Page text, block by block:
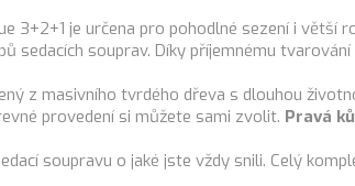
3+2+1 je určena pro pohodlné sezení i
sedacích souprav. Díky příjemnému
z masivního tvrdého dřeva s dlouhou
provedení si můžete sami zvolit. Pravá
soupravu o jaké jste vždy snili. Celý